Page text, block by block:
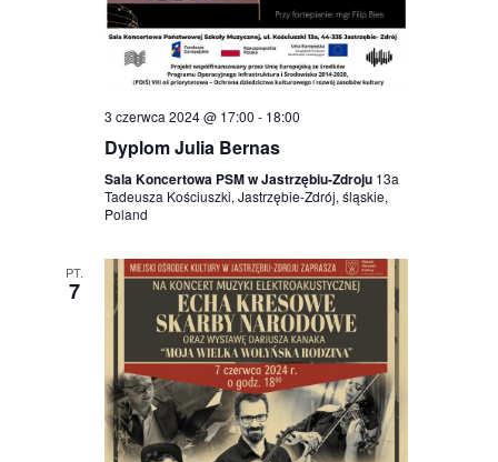
3 czerwca 2024 @ 17:00 - 18:00
Dyplom Julia Bernas
Sala Koncertowa PSM w Jastrzębiu-Zdroju 13a
Tadeusza Kościuszki, Jastrzębie-Zdrój, śląskie,
Poland
PT.
7